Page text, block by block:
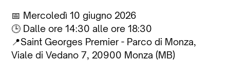
📅 Mercoledì 10 giugno 2026
🕒 Dalle ore 14:30 alle ore 18:30
📍Saint Georges Premier - Parco di Monza,
Viale di Vedano 7, 20900 Monza (MB)